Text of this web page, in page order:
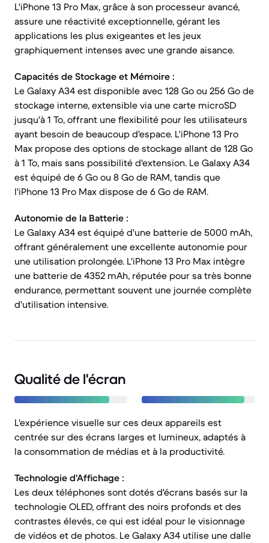
L'iPhone 13 Pro Max, grâce à son processeur avancé,
assure une réactivité exceptionnelle, gérant les
applications les plus exigeantes et les jeux
graphiquement intenses avec une grande aisance.
Capacités de Stockage et Mémoire :
Le Galaxy A34 est disponible avec 128 Go ou 256 Go de
stockage interne, extensible via une carte microSD
jusqu'à 1 To, offrant une flexibilité pour les utilisateurs
ayant besoin de beaucoup d'espace. L'iPhone 13 Pro
Max propose des options de stockage allant de 128 Go
à 1 To, mais sans possibilité d'extension. Le Galaxy A34
est équipé de 6 Go ou 8 Go de RAM, tandis que
l'iPhone 13 Pro Max dispose de 6 Go de RAM.
Autonomie de la Batterie :
Le Galaxy A34 est équipé d'une batterie de 5000 mAh,
offrant généralement une excellente autonomie pour
une utilisation prolongée. L'iPhone 13 Pro Max intègre
une batterie de 4352 mAh, réputée pour sa très bonne
endurance, permettant souvent une journée complète
d'utilisation intensive.
Qualité de l'écran
L'expérience visuelle sur ces deux appareils est
centrée sur des écrans larges et lumineux, adaptés à
la consommation de médias et à la productivité.
Technologie d'Affichage :
Les deux téléphones sont dotés d'écrans basés sur la
technologie OLED, offrant des noirs profonds et des
contrastes élevés, ce qui est idéal pour le visionnage
de vidéos et de photos. Le Galaxy A34 utilise une dalle